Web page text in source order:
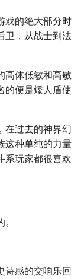
戏的绝大部分时
卫，从战士到法
高体低敏和高敏
的便是矮人盾使
在过去的神界幻
这种单纯的力量
系玩家都很喜欢
诗感的交响乐回